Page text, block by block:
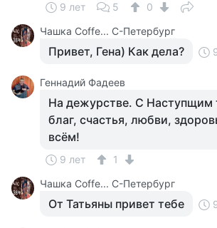
9 лет 5
0
Чашка Cоffe... С-Петербург
Привет, Гена) Как дела?
Геннадий Фадеев
На дежурстве. С Наступщим
благ, счастья, любви,
всём!
9 лет
1
Чашка Cоffe... С-Петербург
От Татьяны привет тебе